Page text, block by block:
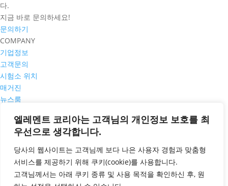
엘레멘트 코리아는 고객님의 개인정보 보호를 최
우선으로 생각합니다.
당사의 웹사이트는 고객님께 보다 나은 사용자 경험과 맞춤형
서비스를 제공하기 위해 쿠키(cookie)를 사용합니다.
고객님께서는 아래 쿠키 종류 및 사용 목적을 확인하신 후, 원
다.
지금 바로 문의하세요!
문의하기
COMPANY
기업정보
고객문의
시험소 위치
매거진
뉴스룸
쿠키정책
개인정보 취급방침
서비스 일반 약관
공평성 선언
CONTACT
고객문의 바로가기